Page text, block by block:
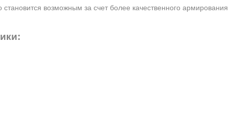
возможным за счет более качественного армирования.